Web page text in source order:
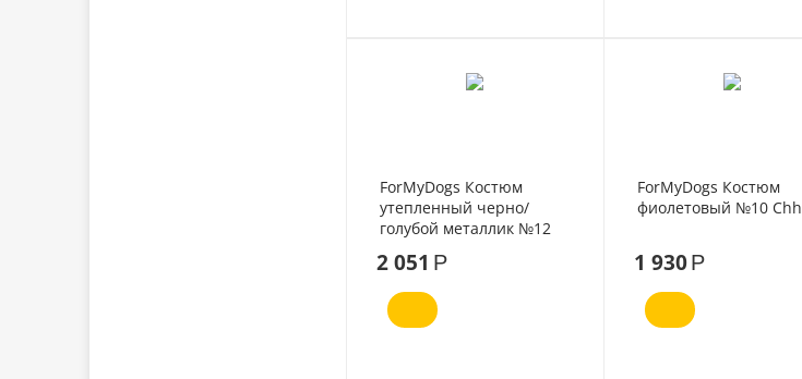
ForMyDogs Костюм
утепленный черно/
голубой металлик №12
2 051 Р
ForMyDogs Костюм
фиолетовый №10 Chh
1 930Р